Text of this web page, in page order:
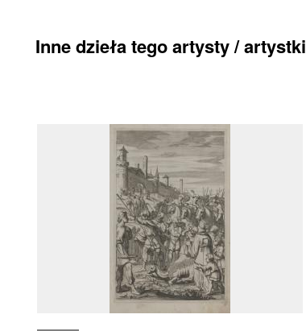
Inne dzieła tego artysty / artystki